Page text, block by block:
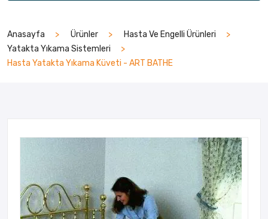
Anasayfa Ürünler
Hasta Ve Engelli Ürünleri
Yatakta Yıkama Sistemleri
Hasta Yatakta Yıkama Küveti - ART BATHE